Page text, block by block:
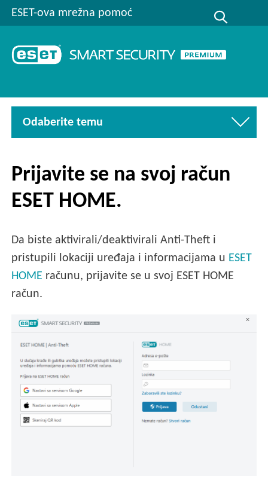
ESET-ova mrežna pomoć
Odaberite temu
Prijavite se na svoj račun
ESET HOME.
Da biste aktivirali/deaktivirali Anti-Theft i
pristupili lokaciji uređaja i informacijama u ESET
HOME računu, prijavite se u svoj ESET HOME
račun.